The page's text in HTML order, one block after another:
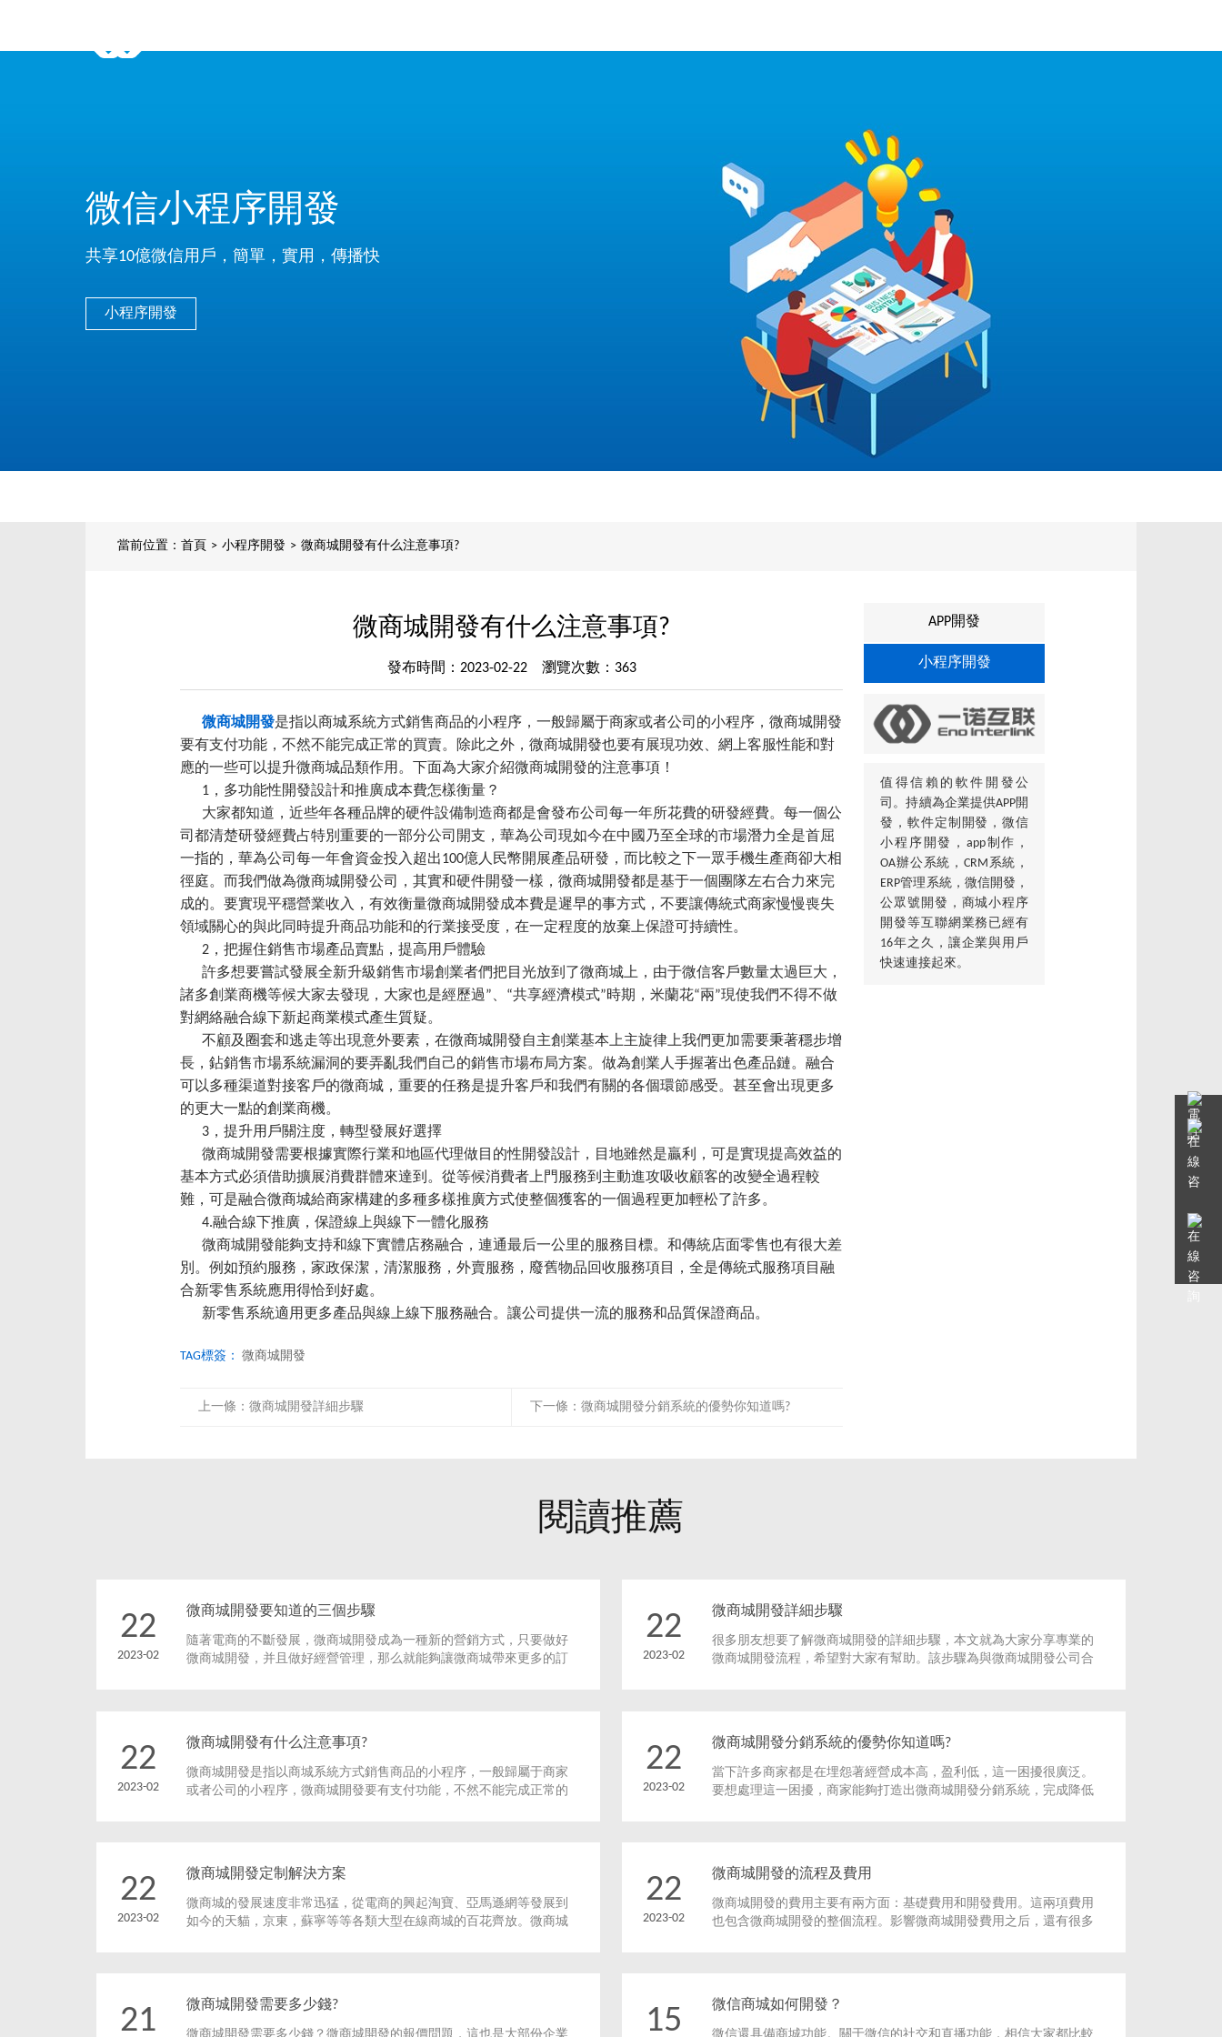
微信小程序開發
共享10億微信用戶，簡單，實用，傳播快
小程序開發
當前位置： 首頁 > 小程序開發 > 微商城開發有什么注意事項?
微商城開發有什么注意事項?
發布時間：2023-02-22 瀏覽次數：363
微商城開發是指以商城系統方式銷售商品的小程序，一般歸屬于商家或者公司的小程序，微商城開發
要有支付功能，不然不能完成正常的買賣。除此之外，微商城開發也要有展現功效、網上客服性能和對
應的一些可以提升微商城品類作用。下面為大家介紹微商城開發的注意事項！
1，多功能性開發設計和推廣成本費怎樣衡量？
大家都知道，近些年各種品牌的硬件設備制造商都是會發布公司每一年所花費的研發經費。每一個公
司都清楚研發經費占特別重要的一部分公司開支，華為公司現如今在中國乃至全球的市場潛力全是首屈
一指的，華為公司每一年會資金投入超出100億人民幣開展產品研發，而比較之下一眾手機生產商卻大相
徑庭。而我們做為微商城開發公司，其實和硬件開發一樣，微商城開發都是基于一個團隊左右合力來完
成的。要實現平穩營業收入，有效衡量微商城開發成本費是遲早的事方式，不要讓傳統式商家慢慢喪失
領域關心的與此同時提升商品功能和的行業接受度，在一定程度的放棄上保證可持續性。
2，把握住銷售市場產品賣點，提高用戶體驗
許多想要嘗試發展全新升級銷售市場創業者們把目光放到了微商城上，由于微信客戶數量太過巨大，
諸多創業商機等候大家去發現，大家也是經歷過”、“共享經濟模式”時期，米蘭花“兩”現使我們不得不做
對網絡融合線下新起商業模式產生質疑。
不顧及圈套和逃走等出現意外要素，在微商城開發自主創業基本上主旋律上我們更加需要秉著穩步增
長，鉆銷售市場系統漏洞的要弄亂我們自己的銷售市場布局方案。做為創業人手握著出色產品鏈。融合
可以多種渠道對接客戶的微商城，重要的任務是提升客戶和我們有關的各個環節感受。甚至會出現更多
的更大一點的創業商機。
3，提升用戶關注度，轉型發展好選擇
微商城開發需要根據實際行業和地區代理做目的性開發設計，目地雖然是贏利，可是實現提高效益的
基本方式必須借助擴展消費群體來達到。從等候消費者上門服務到主動進攻吸收顧客的改變全過程較
難，可是融合微商城給商家構建的多種多樣推廣方式使整個獲客的一個過程更加輕松了許多。
4.融合線下推廣，保證線上與線下一體化服務
微商城開發能夠支持和線下實體店務融合，連通最后一公里的服務目標。和傳統店面零售也有很大差
別。例如預約服務，家政保潔，清潔服務，外賣服務，廢舊物品回收服務項目，全是傳統式服務項目融
合新零售系統應用得恰到好處。
新零售系統適用更多產品與線上線下服務融合。讓公司提供一流的服務和品質保證商品。
TAG標簽： 微商城開發
上一條：微商城開發詳細步驟 下一條： 微商城開發分銷系統的優勢你知道嗎?
APP開發
小程序開發
值得信賴的軟件開發公
司。持續為企業提供APP開
發，軟件定制開發，微信
小程序開發，app制作，
OA辦公系統，CRM系統，
ERP管理系統，微信開發，
公眾號開發，商城小程序
開發等互聯網業務已經有
16年之久，讓企業與用戶
快速連接起來。
閱讀推薦
22
2023-02
微商城開發要知道的三個步驟
隨著電商的不斷發展，微商城開發成為一種新的營銷方式，只要做好
微商城開發，并且做好經營管理，那么就能夠讓微商城帶來更多的訂
22
2023-02
微商城開發詳細步驟
很多朋友想要了解微商城開發的詳細步驟，本文就為大家分享專業的
微商城開發流程，希望對大家有幫助。該步驟為與微商城開發公司合
22
2023-02
微商城開發有什么注意事項?
微商城開發是指以商城系統方式銷售商品的小程序，一般歸屬于商家
或者公司的小程序，微商城開發要有支付功能，不然不能完成正常的
22
2023-02
微商城開發分銷系統的優勢你知道嗎?
當下許多商家都是在埋怨著經營成本高，盈利低，這一困擾很廣泛。
要想處理這一困擾，商家能夠打造出微商城開發分銷系統，完成降低
22
2023-02
微商城開發定制解決方案
微商城的發展速度非常迅猛，從電商的興起淘寶、亞馬遜網等發展到
如今的天貓，京東，蘇寧等等各類大型在線商城的百花齊放。微商城
22
2023-02
微商城開發的流程及費用
微商城開發的費用主要有兩方面：基礎費用和開發費用。這兩項費用
也包含微商城開發的整個流程。影響微商城開發費用之后，還有很多
21 微商城開發需要多少錢? 15 微信商城如何開發？